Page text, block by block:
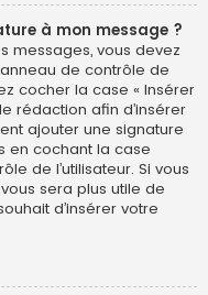
à mon message ?
messages, vous devez
de contrôle de
cocher la case « Insérer
rédaction afin d’insérer
ajouter une signature
en cochant la case
de l’utilisateur. Si vous
sera plus utile de
d’insérer votre